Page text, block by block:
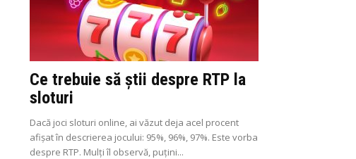
Ce trebuie să știi despre RTP la
sloturi
Dacă joci sloturi online, ai văzut deja acel procent
afișat în descrierea jocului: 95%, 96%, 97%. Este vorba
despre RTP. Mulți îl observă, puțini...